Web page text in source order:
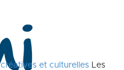
et culturelles Les